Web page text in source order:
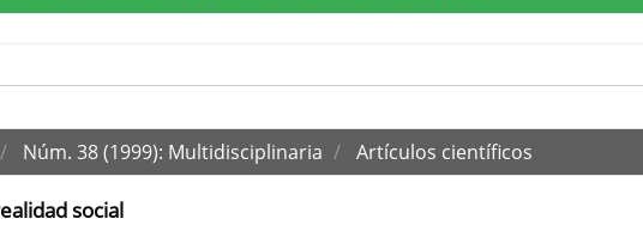
Núm. 38 (1999): Multidisciplinaria Artículos científicos
social